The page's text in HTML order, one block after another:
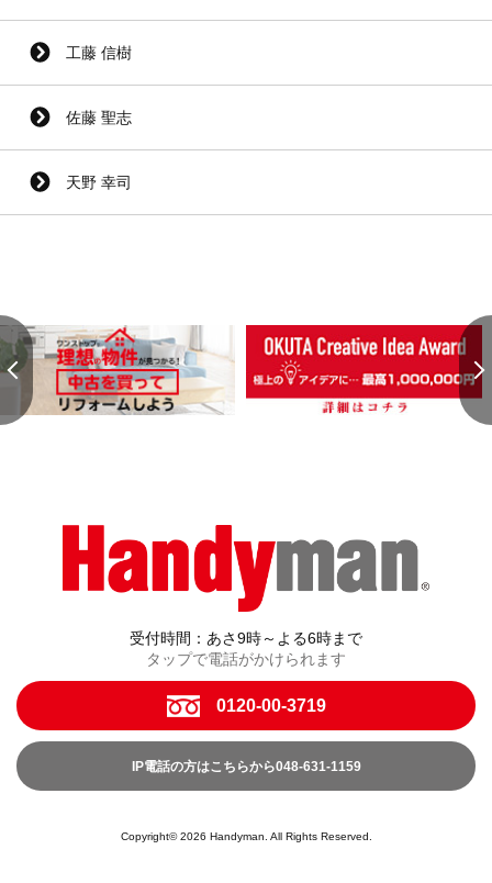
工藤 信樹
佐藤 聖志
天野 幸司
受付時間：あさ9時～よる6時まで
タップで電話がかけられます
0120-00-3719
IP電話の方はこちらから048-631-1159
Copyright© 2026 Handyman. All Rights Reserved.